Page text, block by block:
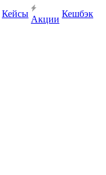
Кейсы
Акции
Кешбэк